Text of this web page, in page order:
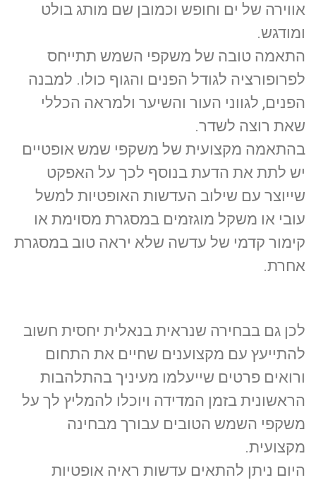
אווירה של ים וחופש וכמובן שם מותג בולט
ומודגש.
התאמה טובה של משקפי השמש תתייחס
לפרופורציה לגודל הפנים והגוף כולו. למבנה
הפנים, לגווני העור והשיער ולמראה הכללי
שאת רוצה לשדר.
בהתאמה מקצועית של משקפי שמש אופטיים
יש לתת את הדעת בנוסף לכך על האפקט
שייוצר עם שילוב העדשות האופטיות למשל
עובי או משקל מוגזמים במסגרת מסוימת או
קימור קדמי של עדשה שלא יראה טוב במסגרת
אחרת.
לכן גם בבחירה שנראית בנאלית יחסית חשוב
להתייעץ עם מקצוענים שחיים את התחום
ורואים פרטים שייעלמו מעיניך בהתלהבות
הראשונית בזמן המדידה ויוכלו להמליץ לך על
משקפי השמש הטובים עבורך מבחינה
מקצועית.
היום ניתן להתאים עדשות ראיה אופטיות